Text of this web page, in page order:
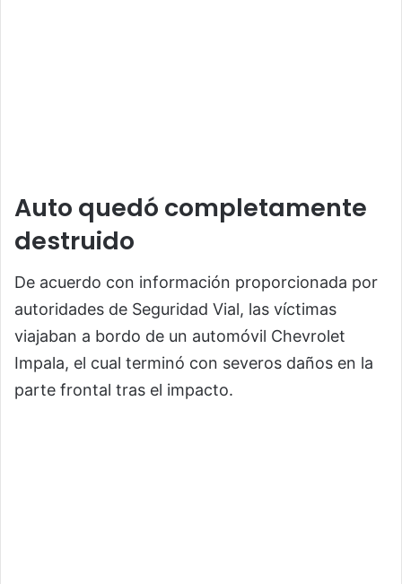
Auto quedó completamente
destruido
De acuerdo con información proporcionada por
autoridades de Seguridad Vial, las víctimas
viajaban a bordo de un automóvil Chevrolet
Impala, el cual terminó con severos daños en la
parte frontal tras el impacto.